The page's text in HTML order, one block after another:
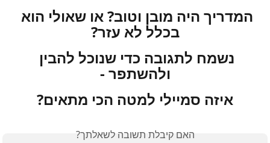
המדריך היה מובן וטוב? או שאולי הוא
בכלל לא עזר?
נשמח לתגובה כדי שנוכל להבין
ולהשתפר -
איזה סמיילי למטה הכי מתאים?
האם קיבלת תשובה לשאלתך?